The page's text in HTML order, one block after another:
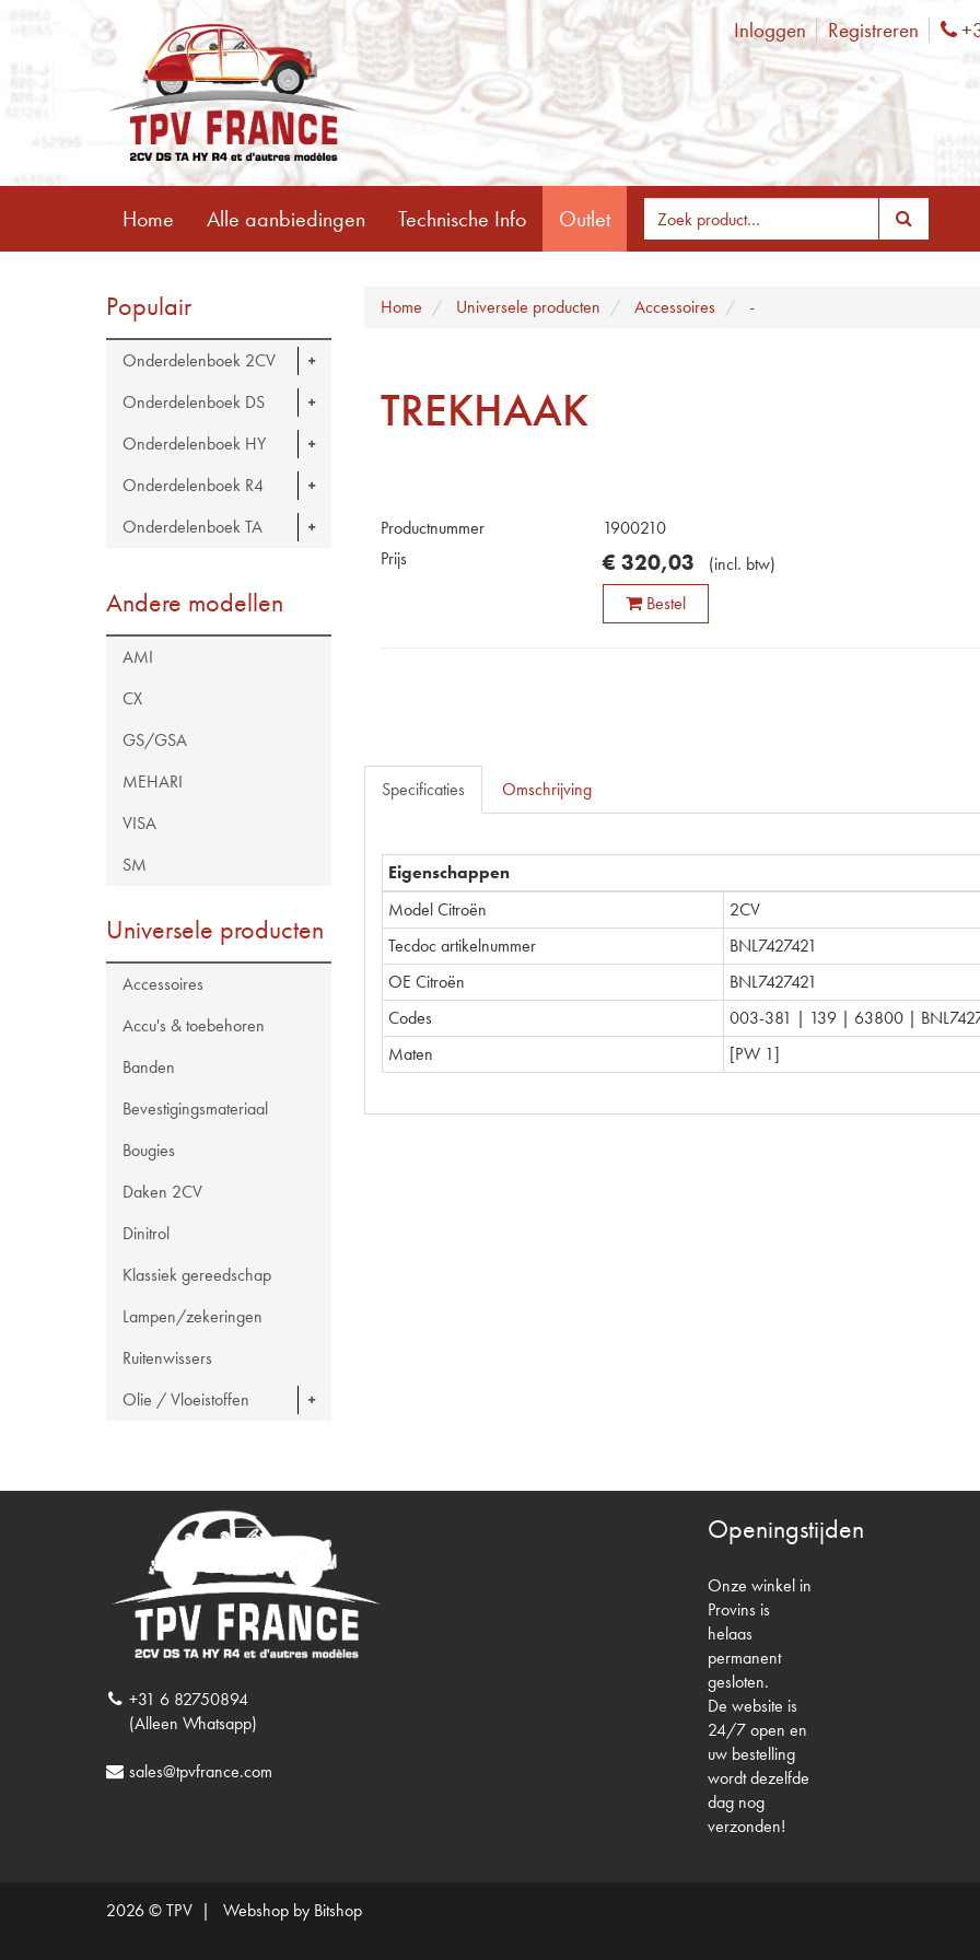
Inloggen Registreren
Home Alle aanbiedingen Technische Info Outlet
Populair
Onderdelenboek 2CV
Onderdelenboek DS
Onderdelenboek HY
Onderdelenboek R4
Onderdelenboek TA
Andere modellen
AMI
CX
GS/GSA
MEHARI
VISA
SM
Universele producten
Accessoires
Accu's & toebehoren
Banden
Bevestigingsmateriaal
Bougies
Daken 2CV
Dinitrol
Klassiek gereedschap
Lampen/zekeringen
Ruitenwissers
Olie / Vloeistoffen
Home Universele producten Accessoires -
TREKHAAK
Productnummer
1900210
Prijs
€ 320,03 (incl. btw)
Bestel
Specificaties Omschrijving
Eigenschappen
Model Citroën
2CV
Tecdoc artikelnummer
BNL7427421
OE Citroën
BNL7427421
Codes
003-381 | 139 | 63800 |
Maten
[PW 1]
+31 6 82750894
(Alleen Whatsapp)
sales@tpvfrance.com
Openingstijden
Onze winkel in
Provins is
helaas
permanent
gesloten.
De website is
24/7 open en
uw bestelling
wordt dezelfde
dag nog
verzonden!
2026 © TPV | Webshop by Bitshop